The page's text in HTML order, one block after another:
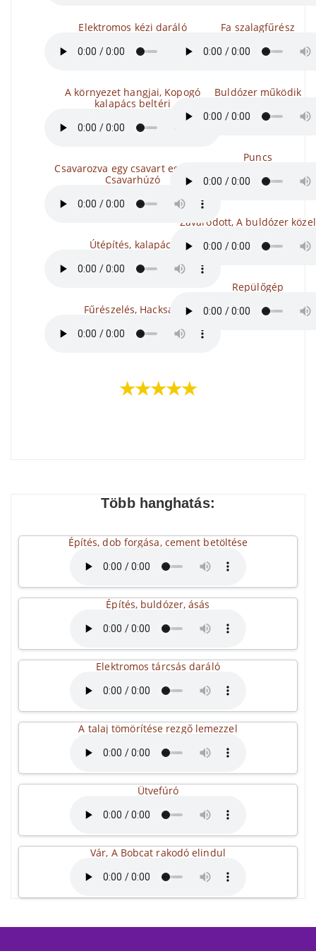
Elektromos kézi daráló
A környezet hangjai, Kopogó
kalapács beltéri
Csavarozva egy csavart egy fába,
Csavarhúzó
Útépítés, kalapács
Fűrészelés, Hacksaw
Fa szalagfűrész
Buldózer működik
Puncs
Zavarodott, A buldózer
Repülőgép
★★★★★
Több hanghatás:
Építés, dob forgása, cement betöltése
Építés, buldózer, ásás
Elektromos tárcsás daráló
A talaj tömörítése rezgő lemezzel
Ütvefúró
Vár, A Bobcat rakodó elindul